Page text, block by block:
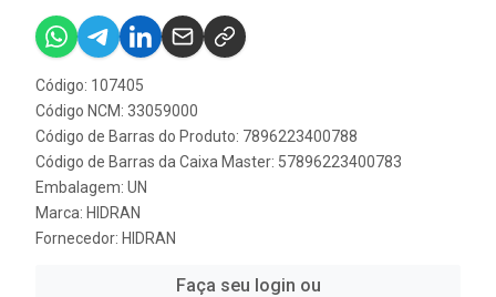
Código: 107405
Código NCM: 33059000
Código de Barras do Produto: 7896223400788
Código de Barras da Caixa Master: 57896223400783
Embalagem: UN
Marca: HIDRAN
Fornecedor: HIDRAN
Faça seu login ou